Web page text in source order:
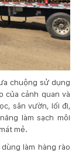
chuộng sử dụng
của cảnh quan và
sân vườn, lối đi,
làm sạch môi
mẻ.
làm hàng rào